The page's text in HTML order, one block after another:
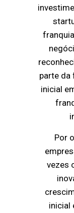
parte da
inicial
Por
vezes
inicial